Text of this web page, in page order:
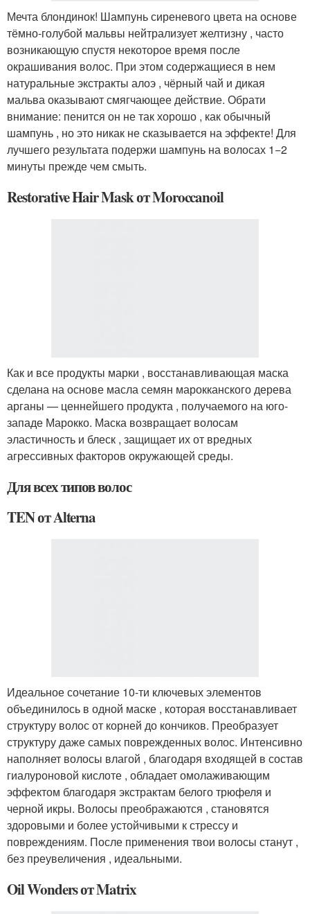
Мечта блондинок! Шампунь сиреневого цвета на основе
тёмно-голубой мальвы нейтрализует желтизну , часто
возникающую спустя некоторое время после
окрашивания волос. При этом содержащиеся в нем
натуральные экстракты алоэ , чёрный чай и дикая
мальва оказывают смягчающее действие. Обрати
внимание: пенится он не так хорошо , как обычный
шампунь , но это никак не сказывается на эффекте! Для
лучшего результата подержи шампунь на волосах 1−2
минуты прежде чем смыть.
Restorative Hair Mask от Moroccanoil
Как и все продукты марки , восстанавливающая маска
сделана на основе масла семян марокканского дерева
арганы — ценнейшего продукта , получаемого на юго-
западе Марокко. Маска возвращает волосам
эластичность и блеск , защищает их от вредных
агрессивных факторов окружающей среды.
Для всех типов волос
TEN от Alterna
Идеальное сочетание 10-ти ключевых элементов
объединилось в одной маске , которая восстанавливает
структуру волос от корней до кончиков. Преобразует
структуру даже самых поврежденных волос. Интенсивно
наполняет волосы влагой , благодаря входящей в состав
гиалуроновой кислоте , обладает омолаживающим
эффектом благодаря экстрактам белого трюфеля и
черной икры. Волосы преображаются , становятся
здоровыми и более устойчивыми к стрессу и
повреждениям. После применения твои волосы станут ,
без преувеличения , идеальными.
Oil Wonders от Matrix